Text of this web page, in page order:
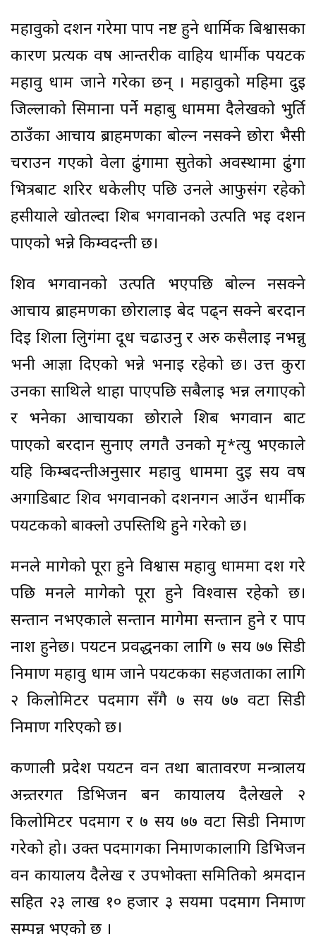
महावुको र्दशन गरेमा पाप नष्ट हुने धार्मिक बिश्वासका
कारण प्रत्यक वर्ष आन्तरीक वाहिय धार्मीक पर्यटक
महावु धाम जाने गरेका छन् । महावुको महिमा दुई
जिल्लाको सिमाना पर्ने महाबु धाममा दैलेखको भुर्ति
ठाउँका आर्चाय ब्राहमणका बोल्न नसक्ने छोरा भैसी
चराउन गएको वेला ढुंगामा सुतेको अवस्थामा ढुंगा
भित्रबाट शरिर धकेलीए पछि उनले आफुसंग रहेको
हसीयाले खोतल्दा शिब भगवानको उत्पति भई दर्शन
पाएको भन्ने किम्वदन्ती छ।
शिव भगवानको उत्पति भएपछि बोल्न नसक्ने
आर्चाय ब्राहमणका छोरालाई बेद पढ्न सक्ने बरदान
दिई शिला लिुगंमा दूध चढाउनु र अरु कसैलाई नभन्नु
भनी आज्ञा दिएको भन्ने भनाई रहेको छ। उत्त कुरा
उनका साथिले थाहा पाएपछि सबैलाई भन्न लगाएको
र भनेका आचार्यका छोराले शिब भगवान बाट
पाएको बरदान सुनाए लगतै उनको मृ*त्यु भएकाले
यहि किम्बदन्तीअनुसार महावु धाममा दुई सय वर्ष
अगाडिबाट शिव भगवानको र्दशनगर्न आउँन धार्मीक
पर्यटकको बाक्लो उपस्तिथि हुने गरेको छ।
मनले मागेको पूरा हुने विश्वास महावु धाममा दर्श गरे
पछि मनले मागेको पूरा हुने विश्‍वास रहेको छ।
सन्तान नभएकाले सन्तान मागेमा सन्तान हुने र पाप
नाश हुनेछ। पर्यटन प्रवर्द्धनका लागि ७ सय ७७ सिडी
निर्माण महावु धाम जाने पर्यटकका सहजताका लागि
२ किलोमिटर पदमार्ग सँगै ७ सय ७७ वटा सिडी
निर्माण गरिएको छ।
कर्णाली प्रदेश पर्यटन वन तथा बातावरण मन्त्रालय
अन्र्तरगत डिभिजन बन कार्यालय दैलेखले २
किलोमिटर पदमार्ग र ७ सय ७७ वटा सिडी निर्माण
गरेको हो। उक्त पदमार्गका निर्माणकालागि डिभिजन
वन कार्यालय दैलेख र उपभोक्ता समितिको श्रमदान
सहित २३ लाख १० हजार ३ सयमा पदमार्ग निर्माण
सम्पन्न भएको छ ।